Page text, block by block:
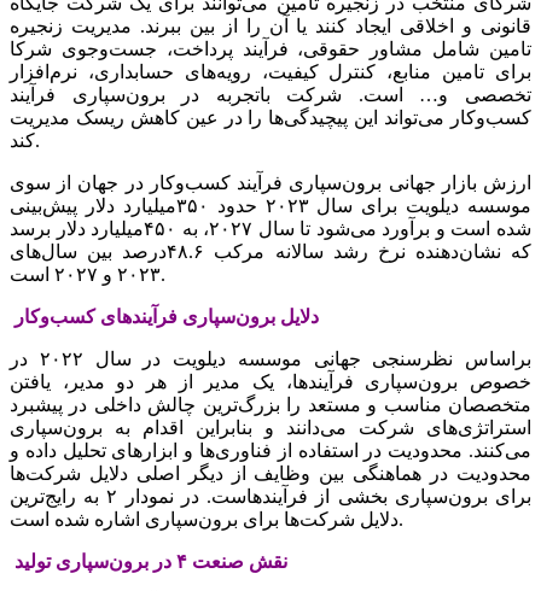
قانونی‌‌‌ و اخلاقی‌‌‌ ایجاد کنند یا آن را از بین‌‌‌ ببرند. مدیریت‌‌‌ زنجیره
تامین‌‌‌ شامل‌‌‌ مشاور حقوقی‌‌‌، فرآیند پرداخت‌‌‌، جست‌وجوی شرکا
برای تامین‌‌‌ منابع‌‌‌، کنترل کیفیت‌‌‌، رویه‌‌‌های حسابداری، نرم‌افزار
تخصصی‌‌‌ و… است‌‌‌. شرکت‌‌‌ باتجربه‌‌‌ در برون‌سپاری فرآیند
کسب‌وکار می‌‌‌تواند این‌‌‌ پیچیدگی‌‌‌ها را در عین‌‌‌ کاهش‌‌‌ ریسک‌‌‌ مدیریت‌‌‌
کند.
ارزش بازار جهانی‌‌‌ برون‌سپاری فرآیند کسب‌وکار در جهان از سوی
موسسه‌‌‌ دیلویت‌‌‌ برای سال ٢٠٢٣ حدود ٣۵٠میلیارد دلار پیش‌بینی‌‌‌
شده است‌‌‌ و برآورد می‌شود تا سال ٢٠٢٧، به‌‌‌ ۴۵٠میلیارد دلار برسد
که‌‌‌ نشان‌دهنده نرخ رشد سالانه‌‌‌ مرکب‌‌‌ ۴۸.۶‌درصد بین‌‌‌ سال‌های
٢٠٢٣ و ٢٠٢٧ است‌‌‌.
دلایل‌‌‌ برون‌سپاری فرآیندهای کسب‌وکار
براساس نظرسنجی‌‌‌ جهانی‌‌‌ موسسه‌‌‌ دیلویت‌‌‌ در سال ٢٠٢٢ در
خصوص برون‌سپاری فرآیندها، یک‌‌‌ مدیر از هر دو مدیر، یافتن‌‌‌
متخصصان مناسب‌‌‌ و مستعد را بزرگ‌ترین‌‌‌ چالش‌‌‌ داخلی‌‌‌ در پیشبرد
استراتژی‌های شرکت‌‌‌ می‌‌‌دانند و بنابراین‌‌‌ اقدام به‌‌‌ برون‌سپاری
می‌‌‌کنند. محدودیت‌‌‌ در استفاده از فناوری‌ها و ابزارهای تحلیل‌‌‌ داده و
محدودیت‌‌‌ در هماهنگی‌‌‌ بین‌‌‌ وظایف‌‌‌ از دیگر اصلی‌‌‌ دلایل‌‌‌ شرکت‌ها
برای برون‌سپاری بخشی‌‌‌ از فرآیندهاست. در نمودار ۲ به‌‌‌ رایج‌‌‌ترین‌‌‌
دلایل‌‌‌ شرکت‌ها برای برون‌سپاری اشاره شده است‌‌‌.
نقش‌‌‌ صنعت‌‌‌ ۴ در برون‌سپاری تولید